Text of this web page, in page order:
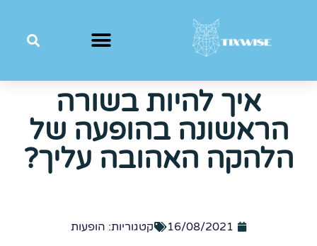
איך להיות בשורה
הראשונה בהופעה של
הלהקה האהובה עליך?
16/08/2021 קטגוריות: הופעות